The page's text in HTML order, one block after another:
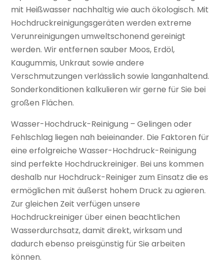
mit Heißwasser nachhaltig wie auch ökologisch. Mit
Hochdruckreinigungsgeräten werden extreme
Verunreinigungen umweltschonend gereinigt
werden. Wir entfernen sauber Moos, Erdöl,
Kaugummis, Unkraut sowie andere
Verschmutzungen verlässlich sowie langanhaltend.
Sonderkonditionen kalkulieren wir gerne für Sie bei
großen Flächen.
Wasser-Hochdruck-Reinigung – Gelingen oder
Fehlschlag liegen nah beieinander. Die Faktoren für
eine erfolgreiche Wasser-Hochdruck-Reinigung
sind perfekte Hochdruckreiniger. Bei uns kommen
deshalb nur Hochdruck-Reiniger zum Einsatz die es
ermöglichen mit äußerst hohem Druck zu agieren.
Zur gleichen Zeit verfügen unsere
Hochdruckreiniger über einen beachtlichen
Wasserdurchsatz, damit direkt, wirksam und
dadurch ebenso preisgünstig für Sie arbeiten
können.